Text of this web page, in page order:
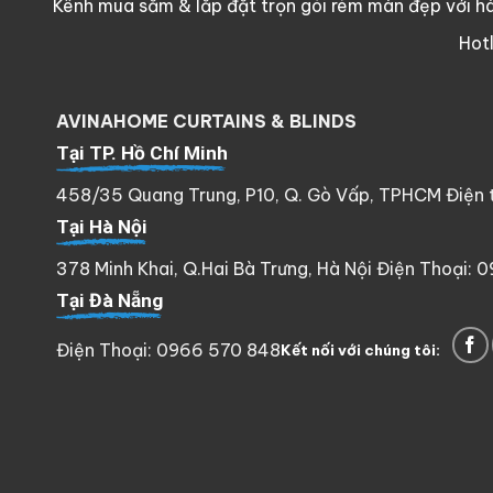
Kênh mua sắm & lắp đặt trọn gói rèm màn đẹp với
AVINAHOME CURTAINS & BLINDS
Tại TP. Hồ Chí Minh
458/35 Quang Trung, P10, Q. Gò Vấp, TPHCM Điện
Tại Hà Nội
378 Minh Khai, Q.Hai Bà Trưng, Hà Nội Điện Thoại:
Tại Đà Nẵng
Điện Thoại: 0966 570 848Kết nối với chúng tôi: